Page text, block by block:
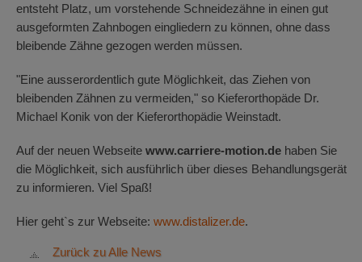
entsteht Platz, um vorstehende Schneidezähne in einen gut
ausgeformten Zahnbogen eingliedern zu können, ohne dass
bleibende Zähne gezogen werden müssen.
"Eine ausserordentlich gute Möglichkeit, das Ziehen von
bleibenden Zähnen zu vermeiden," so Kieferorthopäde Dr.
Michael Konik von der Kieferorthopädie Weinstadt.
Auf der neuen Webseite www.carriere-motion.de haben Sie
die Möglichkeit, sich ausführlich über dieses Behandlungsgerät
zu informieren. Viel Spaß!
Hier geht`s zur Webseite: www.distalizer.de.
Zurück zu Alle News